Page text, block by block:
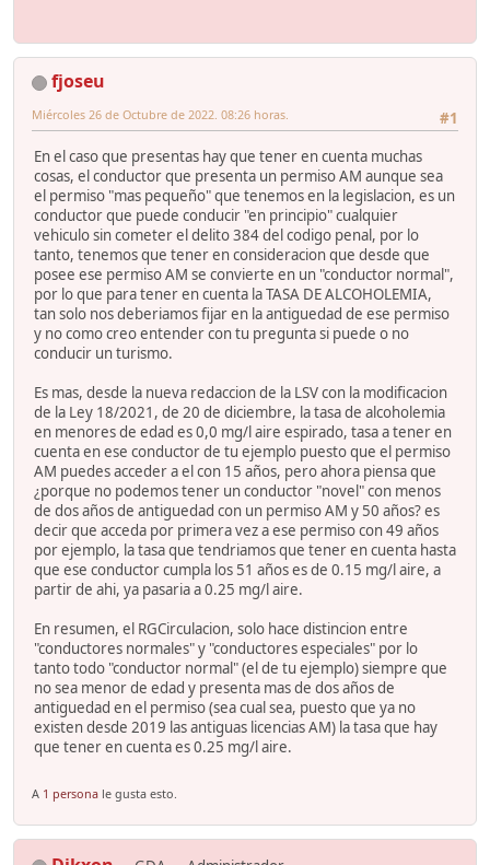
fjoseu
#1
Miércoles 26 de Octubre de 2022. 08:26 horas.
En el caso que presentas hay que tener en cuenta muchas
cosas, el conductor que presenta un permiso AM aunque sea
el permiso "mas pequeño" que tenemos en la legislacion, es un
conductor que puede conducir "en principio" cualquier
vehiculo sin cometer el delito 384 del codigo penal, por lo
tanto, tenemos que tener en consideracion que desde que
posee ese permiso AM se convierte en un "conductor normal",
por lo que para tener en cuenta la TASA DE ALCOHOLEMIA,
tan solo nos deberiamos fijar en la antiguedad de ese permiso
y no como creo entender con tu pregunta si puede o no
conducir un turismo.
Es mas, desde la nueva redaccion de la LSV con la modificacion
de la Ley 18/2021, de 20 de diciembre, la tasa de alcoholemia
en menores de edad es 0,0 mg/l aire espirado, tasa a tener en
cuenta en ese conductor de tu ejemplo puesto que el permiso
AM puedes acceder a el con 15 años, pero ahora piensa que
¿porque no podemos tener un conductor "novel" con menos
de dos años de antiguedad con un permiso AM y 50 años? es
decir que acceda por primera vez a ese permiso con 49 años
por ejemplo, la tasa que tendriamos que tener en cuenta hasta
que ese conductor cumpla los 51 años es de 0.15 mg/l aire, a
partir de ahi, ya pasaria a 0.25 mg/l aire.
En resumen, el RGCirculacion, solo hace distincion entre
"conductores normales" y "conductores especiales" por lo
tanto todo "conductor normal" (el de tu ejemplo) siempre que
no sea menor de edad y presenta mas de dos años de
antiguedad en el permiso (sea cual sea, puesto que ya no
existen desde 2019 las antiguas licencias AM) la tasa que hay
que tener en cuenta es 0.25 mg/l aire.
A 1 persona le gusta esto.